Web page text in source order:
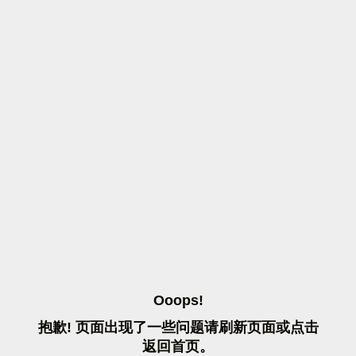
OOOPS!
抱歉! 页面出现了一些问题请刷 新页面或点击
返 回首页。